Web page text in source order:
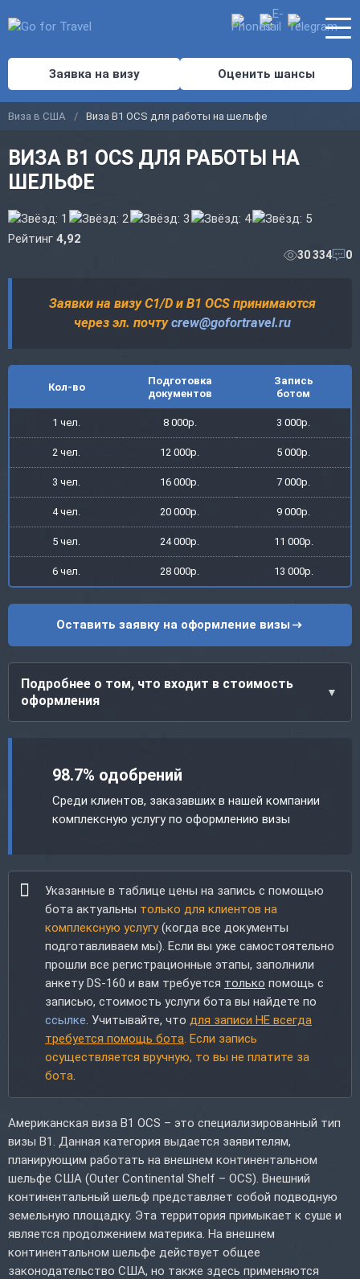
Заявка на визу Оценить шансы
Виза в США Виза B1 OCS для работы на шельфе
ВИЗА B1 OCS ДЛЯ РАБОТЫ НА
ШЕЛЬФЕ
Рейтинг 4,92
30 334 0
Заявки на визу C1/D и B1 OCS принимаются
через эл. почту crew@gofortravel.ru
Кол-во
Подготовка
документов
Запись
ботом
1 чел. 8 000р. 3 000р.
2 чел. 12 000р. 5 000р.
3 чел. 16 000р. 7 000р.
4 чел. 20 000р. 9 000р.
5 чел. 24 000р. 11 000р.
6 чел. 28 000р. 13 000р.
Оставить заявку на оформление визы
Подробнее о том, что входит в стоимость
оформления
98.7% одобрений
Среди клиентов, заказавших в нашей компании
комплексную услугу по оформлению визы
Указанные в таблице цены на запись с помощью
бота актуальны только для клиентов на
комплексную услугу(когда все документы
подготавливаем мы). Если вы уже самостоятельно
прошли все регистрационные этапы, заполнили
анкету DS-160 и вам требуется только помощь с
записью, стоимость услуги бота вы найдете по
ссылке . Учитывайте, что для записи НЕ всегда
требуется помощь бота . Если запись
осуществляется вручную, то вы не платите за
бота
Американская виза B1 OCS – это специализированный тип
визы B1. Данная категория выдается заявителям,
планирующим работать на внешнем континентальном
шельфе США (Outer Continental Shelf – OCS). Внешний
континентальный шельф представляет собой подводную
земельную площадку. Эта территория примыкает к суше и
является продолжением материка. На внешнем
континентальном шельфе действует общее
законодательство США, но также здесь применяются